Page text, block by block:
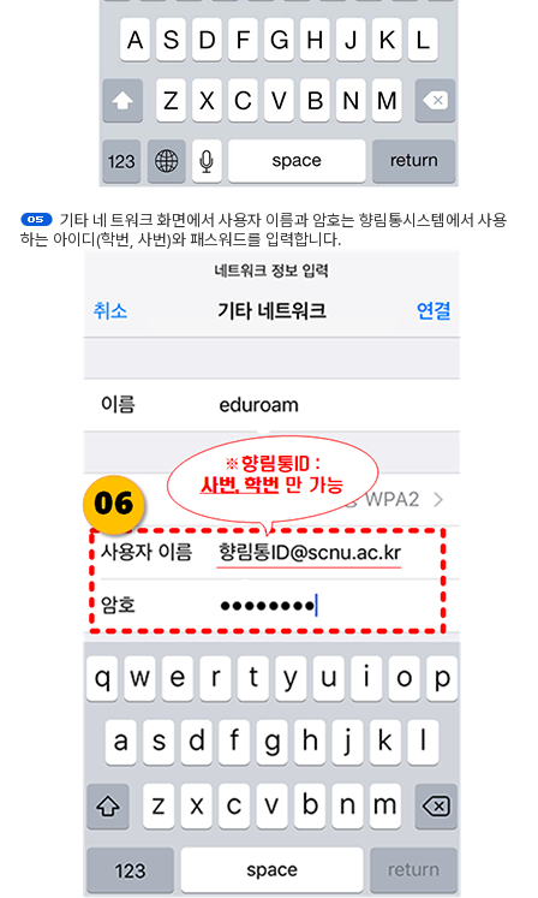
기타 네 트워크 화면에서 사용자 이름과 암호는 향림통시스템에서 사용
하는 아이디(학번, 사번)와 패스워드를 입력합니다.